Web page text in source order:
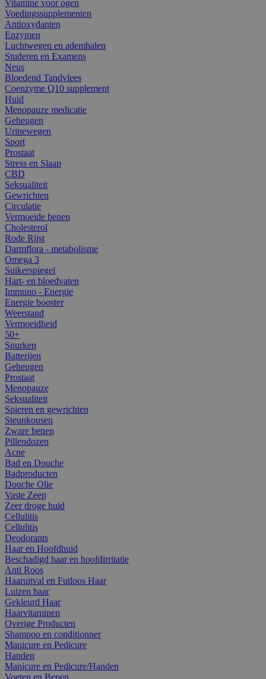
Vitamine voor ogen
Voedingssupplementen
Antioxydanten
Enzymen
Luchtwegen en ademhalen
Studeren en Examens
Neus
Bloedend Tandvlees
Coenzyme Q10 supplement
Huid
Menopauze medicatie
Geheugen
Urinewegen
Sport
Prostaat
Stress en Slaap
CBD
Seksualiteit
Gewrichten
Circulatie
Vermoeide benen
Cholesterol
Rode Rijst
Darmflora - metabolisme
Omega 3
Suikerspiegel
Hart- en bloedvaten
Immuno - Energie
Energie booster
Weerstand
Vermoeidheid
50+
Snurken
Batterijen
Geheugen
Prostaat
Menopauze
Seksualiteit
Spieren en gewrichten
Steunkousen
Zware benen
Pillendozen
Acne
Bad en Douche
Badproducten
Douche Olie
Vaste Zeep
Zeer droge huid
Cellulitis
Cellulitis
Deodorants
Haar en Hoofdhuid
Beschadigd haar en hoofdirritatie
Anti Roos
Haaruitval en Futloos Haar
Luizen haar
Gekleurd Haar
Haarvitaminen
Overige Producten
Shampoo en conditionner
Manicure en Pedicure
Handen
Manicure en Pedicure/Handen
Voeten en Benen